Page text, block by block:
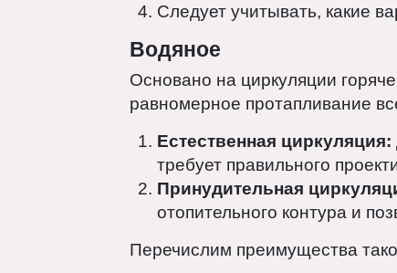
сервис.
Надежность и
Следует учитывать,
Водяное
Основано на циркуляции
равномерное протапливание
Естественная
требует правильного